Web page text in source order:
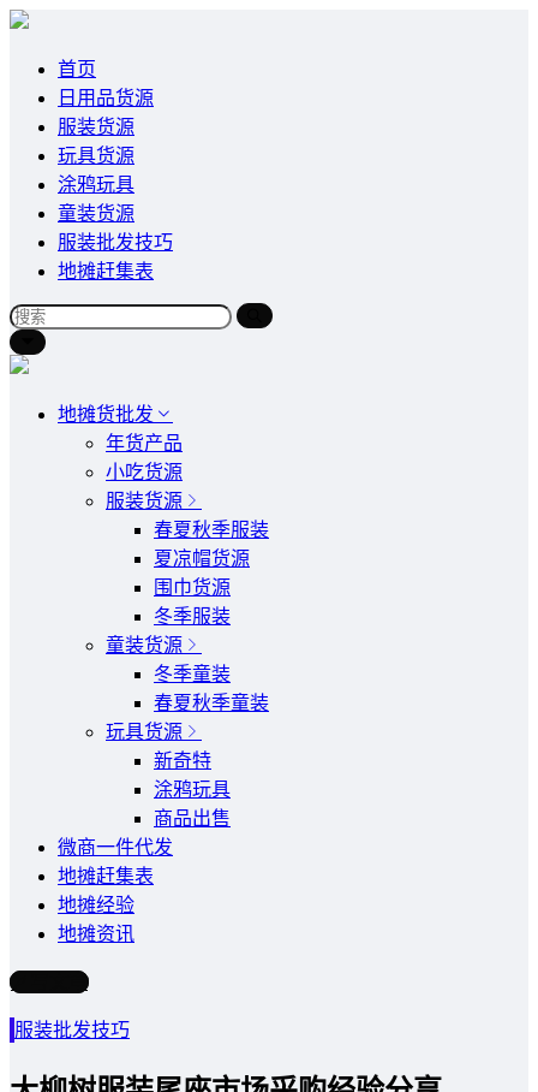
首页
日用品货源
服装货源
玩具货源
涂鸦玩具
童装货源
服装批发技巧
地摊赶集表
地摊货批发
年货产品
小吃货源
服装货源
春夏秋季服装
夏凉帽货源
围巾货源
冬季服装
童装货源
冬季童装
春夏秋季童装
玩具货源
新奇特
涂鸦玩具
商品出售
微商一件代发
地摊赶集表
地摊经验
地摊资讯
写文章
服装批发技巧